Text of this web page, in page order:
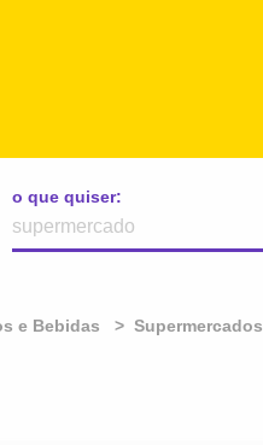
o que quiser:
e Bebidas Supermercados